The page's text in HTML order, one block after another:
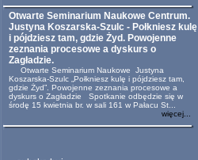
Otwarte Seminarium Naukowe Centrum.
Justyna Koszarska-Szulc - Połkniesz kulę
i pójdziesz tam, gdzie Żyd. Powojenne
zeznania procesowe a dyskurs o
Zagładzie.
Otwarte Seminarium Naukowe Justyna
Koszarska-Szulc „Połkniesz kulę i pójdziesz tam,
gdzie Żyd”. Powojenne zeznania procesowe a
dyskurs o Zagładzie Spotkanie odbędzie się w
środę 15 kwietnia br. w sali 161 w Pałacu St...
więcej...